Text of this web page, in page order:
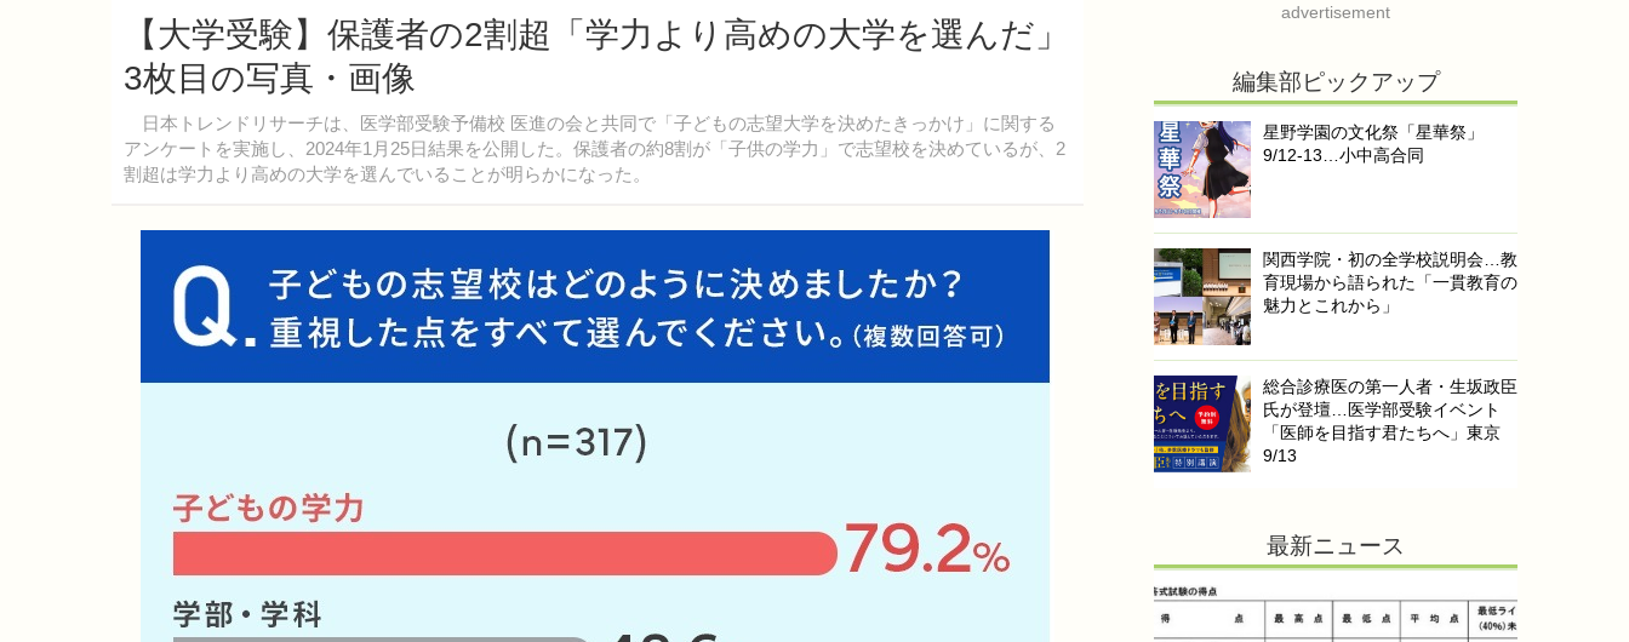
【大学受験】保護者の2割超「学力より高めの大学を選んだ」
3枚目の写真・画像
日本トレンドリサーチは、医学部受験予備校 医進の会と共同で「子どもの志望大学を決めたきっかけ」に関する
アンケートを実施し、2024年1月25日結果を公開した。保護者の約8割が「子供の学力」で志望校を決めているが、2
割超は学力より高めの大学を選んでいることが明らかになった。
advertisement
編集部ピックアップ
星野学園の文化祭「星華祭」
9/12-13…小中高合同
関西学院・初の全学校説明会…教
育現場から語られた「一貫教育の
魅力とこれから」
総合診療医の第一人者・生坂政臣
氏が登壇…医学部受験イベント
「医師を目指す君たちへ」東京
9/13
最新ニュース